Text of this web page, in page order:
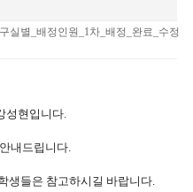
실별_배정인원_1차_배정_완료_수정
성현입니다.
내드립니다.
생들은 참고하시길 바랍니다.